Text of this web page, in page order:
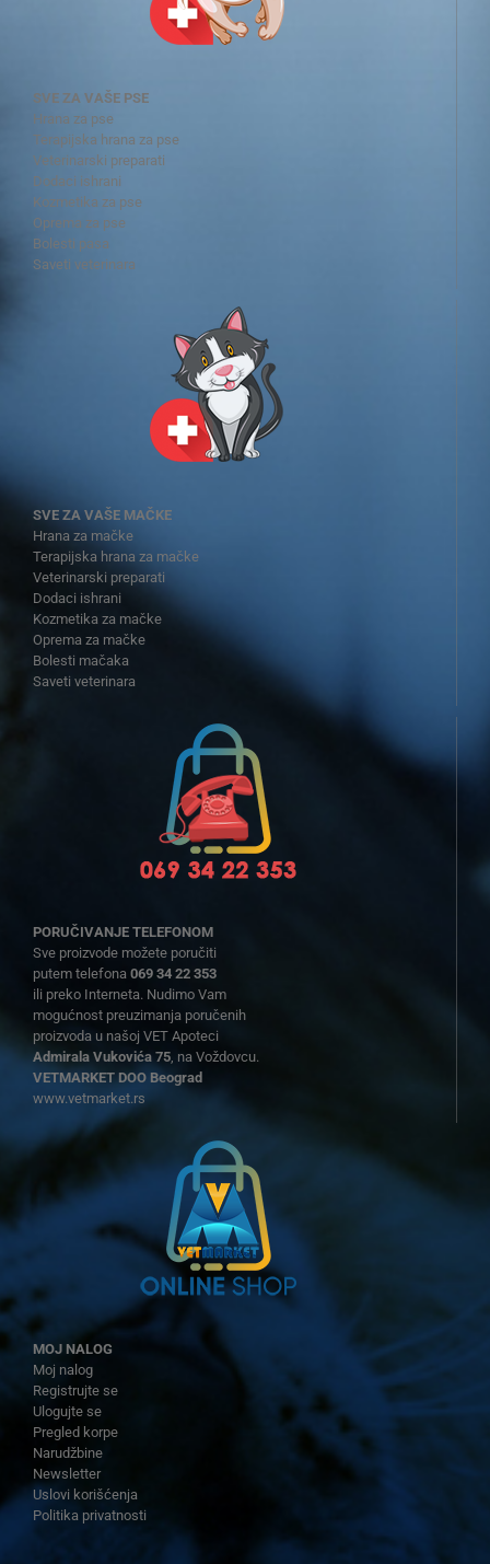
SVE ZA VAŠE PSE
Hrana za pse
Terapijska hrana za pse
Veterinarski preparati
Dodaci ishrani
Kozmetika za pse
Oprema za pse
Bolesti pasa
Saveti veterinara
SVE ZA VAŠE MAČKE
Hrana za mačke
Terapijska hrana za mačke
Veterinarski preparati
Dodaci ishrani
Kozmetika za mačke
Oprema za mačke
Bolesti mačaka
Saveti veterinara
PORUČIVANJE TELEFONOM
Sve proizvode možete poručiti
putem telefona 069 34 22 353
ili preko Interneta. Nudimo Vam
mogućnost preuzimanja poručenih
proizvoda u našoj VET Apoteci
Admirala Vukovića 75, na Voždovcu.
VETMARKET DOO Beograd
www.vetmarket.rs
MOJ NALOG
Moj nalog
Registrujte se
Ulogujte se
Pregled korpe
Narudžbine
Newsletter
Uslovi korišćenja
Politika privatnosti